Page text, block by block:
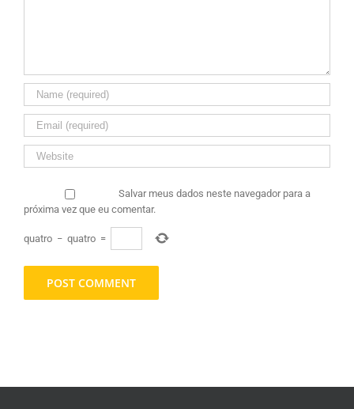
Salvar meus dados neste navegador para a
próxima vez que eu comentar.
quatro − quatro =